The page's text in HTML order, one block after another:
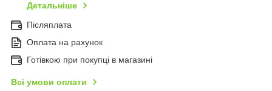
Детальніше
Післяплата
Оплата на рахунок
Готівкою при покупці в магазині
Всі умови оплати